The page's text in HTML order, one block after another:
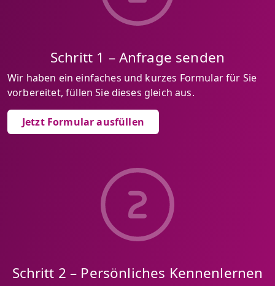
Schritt 1 – Anfrage senden
Wir haben ein einfaches und kurzes Formular für Sie
vorbereitet, füllen Sie dieses gleich aus.
Jetzt Formular ausfüllen
Schritt 2 – Persönliches Kennenlernen